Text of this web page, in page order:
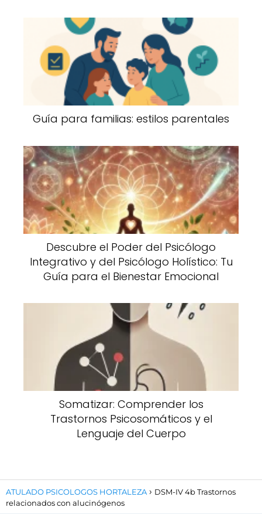
Guía para familias: estilos parentales
Descubre el Poder del Psicólogo
Integrativo y del Psicólogo Holístico: Tu
Guía para el Bienestar Emocional
Somatizar: Comprender los
Trastornos Psicosomáticos y el
Lenguaje del Cuerpo
ATULADO PSICOLOGOS HORTALEZA
DSM-IV 4b Trastornos
relacionados con alucinógenos